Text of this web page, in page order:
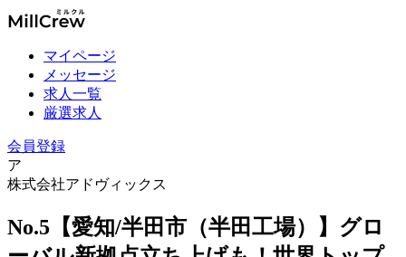
マイページ
メッセージ
求人一覧
厳選求人
会員登録
ア
株式会社アドヴィックス
No.5【愛知/半田市（半田工場）】グロ